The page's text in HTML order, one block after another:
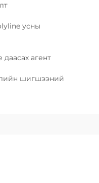
усны
агент
шигшээний